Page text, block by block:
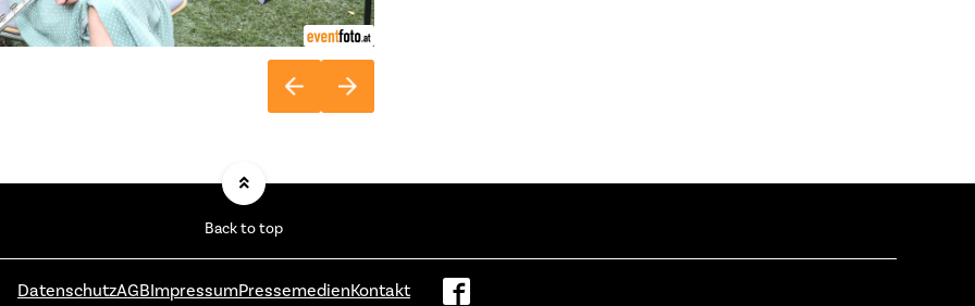
Back to top
DatenschutzAGBImpressumPressemedienKontakt